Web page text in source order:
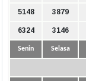
5148 3879
6324 3146
Senin Selasa